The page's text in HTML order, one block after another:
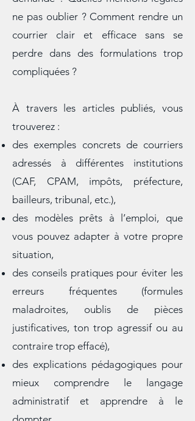
comment formuler correctement une
demande ? Quelles mentions légales
courrier clair et efficace sans se
perdre dans des formulations trop
trouverez :
adressés à différentes institutions
(CAF, CPAM, impôts, préfecture,
bailleurs, tribunal, etc.),
des modèles prêts à l’emploi, que
vous pouvez adapter à votre propre
des conseils pratiques pour éviter les
erreurs fréquentes (formules
maladroites, oublis de pièces
justificatives, ton trop agressif ou au
contraire trop effacé),
des explications pédagogiques pour
mieux comprendre le langage